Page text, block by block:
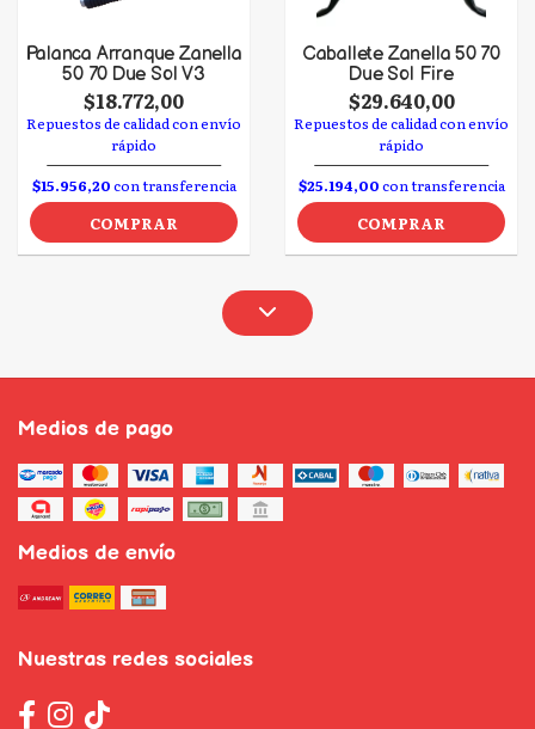
Palanca Arranque Zanella
50 70 Due Sol V3
$18.772,00
Repuestos de calidad con envío
rápido
$15.956,20con transferencia
COMPRAR
Caballete Zanella 50 70
Due Sol Fire
$29.640,00
Repuestos de calidad con envío
rápido
$25.194,00con transferencia
COMPRAR
Medios de pago
Medios de envío
Nuestras redes sociales